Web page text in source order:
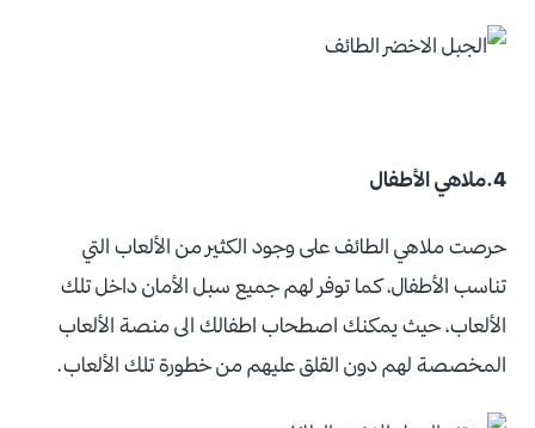
4.ملاهي الأطفال
حرصت ملاهي الطائف على وجود الكثير من الألعاب التي
تناسب الأطفال، كما توفر لهم جميع سبل الأمان داخل تلك
الألعاب، حيث يمكنك اصطحاب اطفالك الى منصة الألعاب
المخصصة لهم دون القلق عليهم من خطورة تلك الألعاب.